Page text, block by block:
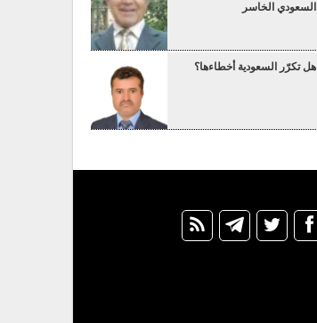
السعودي الخاسر
هل تكرّر السعودية أخطاءها؟